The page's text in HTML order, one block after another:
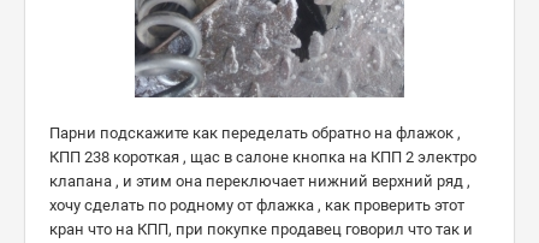
Парни подскажите как переделать обратно на флажок ,
КПП 238 короткая , щас в салоне кнопка на КПП 2 электро
клапана , и этим она переключает нижний верхний ряд ,
хочу сделать по родному от флажка , как проверить этот
кран что на КПП, при покупке продавец говорил что так и